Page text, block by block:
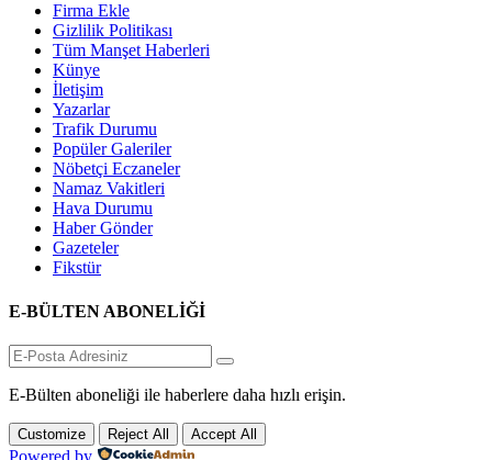
Firma Ekle
Gizlilik Politikası
Tüm Manşet Haberleri
Künye
İletişim
Yazarlar
Trafik Durumu
Popüler Galeriler
Nöbetçi Eczaneler
Namaz Vakitleri
Hava Durumu
Haber Gönder
Gazeteler
Fikstür
E-BÜLTEN ABONELİĞİ
E-Bülten aboneliği ile haberlere daha hızlı erişin.
Customize Reject All Accept All
Powered by